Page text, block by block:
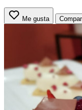
Me gusta